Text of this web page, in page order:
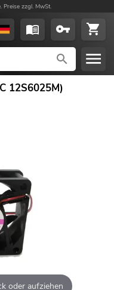
Preise zzgl. MwSt.
12S6025M)
oder aufziehen